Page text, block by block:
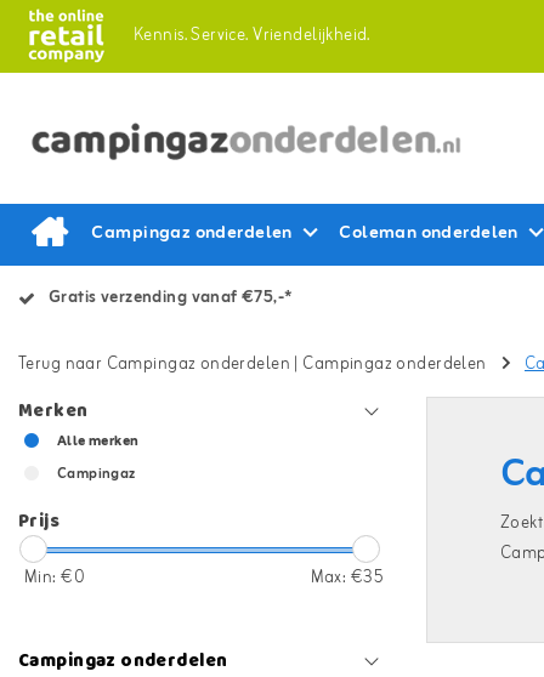
Kennis.Service.Vriendelijkheid.
Campingaz onderdelen Coleman onderdelen
Gratis verzending vanaf €75,-*
Terug naar Campingaz onderdelen | Campingaz onderdelen
Merken
Alle merken
Campingaz
Prijs
Min: €0 Max: €35
Campingaz onderdelen